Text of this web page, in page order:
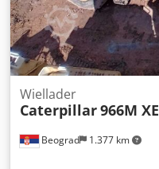
Beograd 1.377 km
Wiellader
Caterpillar966M XE